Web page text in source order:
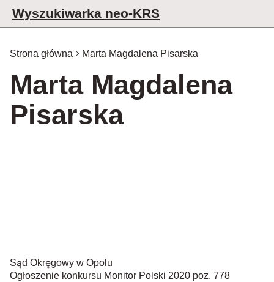
Wyszukiwarka neo-KRS
Strona główna Marta Magdalena Pisarska
Marta Magdalena
Pisarska
Sąd Okręgowy w Opolu
Ogłoszenie konkursu Monitor Polski 2020 poz. 778